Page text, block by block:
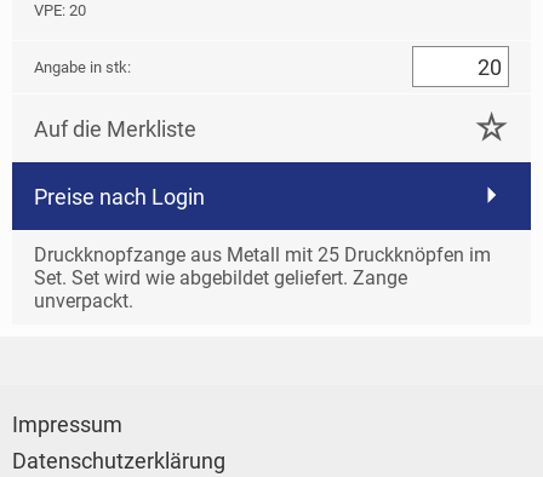
VPE: 20
Angabe in stk:
Auf die Merkliste
Preise nach Login
Druckknopfzange aus Metall mit 25 Druckknöpfen im
Set. Set wird wie abgebildet geliefert. Zange
unverpackt.
Impressum
Datenschutzerklärung